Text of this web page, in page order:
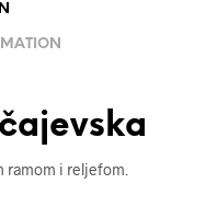
ramom i reljefom.